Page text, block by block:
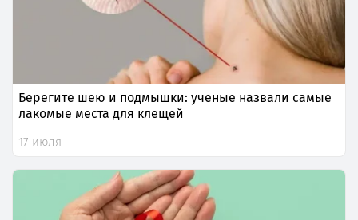
Берегите шею и подмышки: ученые назвали самые
лакомые места для клещей
17 июля